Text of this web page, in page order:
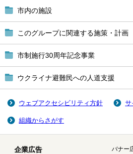
市内の施設
このグループに関連する施策・計画
市制施行30周年記念事業
ウクライナ避難民への人道支援
ウェブアクセシビリティ方針 サ
組織からさがす
企業広告
バナー